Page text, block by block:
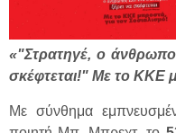
«"Στρατηγέ, ο
σκέφτεται!" Με το ΚΚΕ
Με σύνθημα